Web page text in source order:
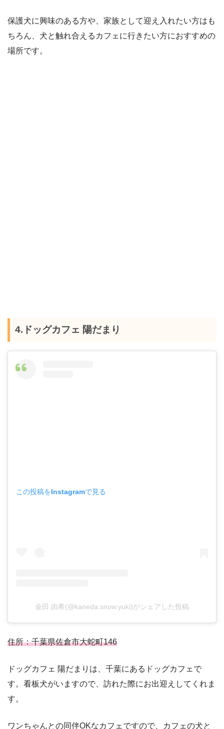
保護犬に興味のある方や、家族として迎え入れたい方はも
ちろん、犬と触れ合えるカフェに行きたい方におすすめの
場所です。
4.ドッグカフェ 陽だまり
この投稿をInstagramで見る
金田 由希(@kaneda.snow.yuki)がシェアした投稿
住所：千葉県佐倉市大蛇町146
ドッグカフェ 陽だまりは、千葉にあるドッグカフェで
す。看板犬がいますので、訪れた際にお出迎えしてくれま
す。
ワンちゃんとの同伴OKなカフェですので、カフェの犬と